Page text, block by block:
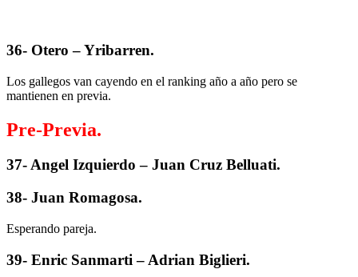
36- Otero – Yribarren.
Los gallegos van cayendo en el ranking año a año pero se
mantienen en previa.
Pre-Previa.
37- Angel Izquierdo – Juan Cruz Belluati.
38- Juan Romagosa.
Esperando pareja.
39- Enric Sanmarti – Adrian Biglieri.